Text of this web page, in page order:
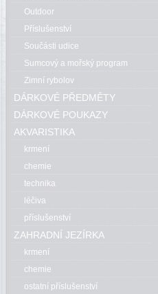
Outdoor
Příslušenství
Součásti udice
Sumcový a mořský program
Zimní rybolov
DÁRKOVÉ PŘEDMĚTY
DÁRKOVÉ POUKAZY
AKVARISTIKA
krmení
chemie
technika
léčiva
příslušenství
ZAHRADNÍ JEZÍRKA
krmení
chemie
ostatní příslušenství